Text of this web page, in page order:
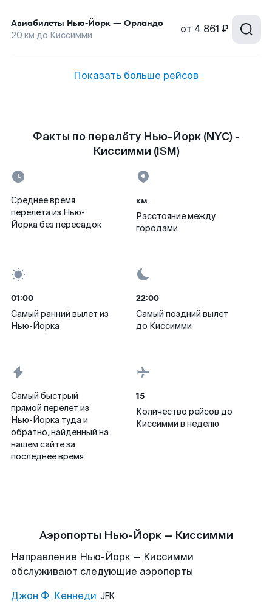
Авиабилеты Нью-Йорк — Орландо
20 км до Киссимми от 4 861 ₽
Показать больше рейсов
Факты по перелёту Нью-Йорк (NYC) -
Киссимми (ISM)
Среднее время
перелета из Нью-
Йорка без пересадок
км
Расстояние между
городами
01:00
Самый ранний вылет из
Нью-Йорка
22:00
Самый поздний вылет
до Киссимми
Самый быстрый
прямой перелет из
Нью-Йорка туда и
обратно, найденный на
нашем сайте за
последнее время
15
Количество рейсов до
Киссимми в неделю
Аэропорты Нью-Йорк — Киссимми
Направление Нью-Йорк — Киссимми
обслуживают следующие аэропорты
Джон Ф. Кеннеди JFK